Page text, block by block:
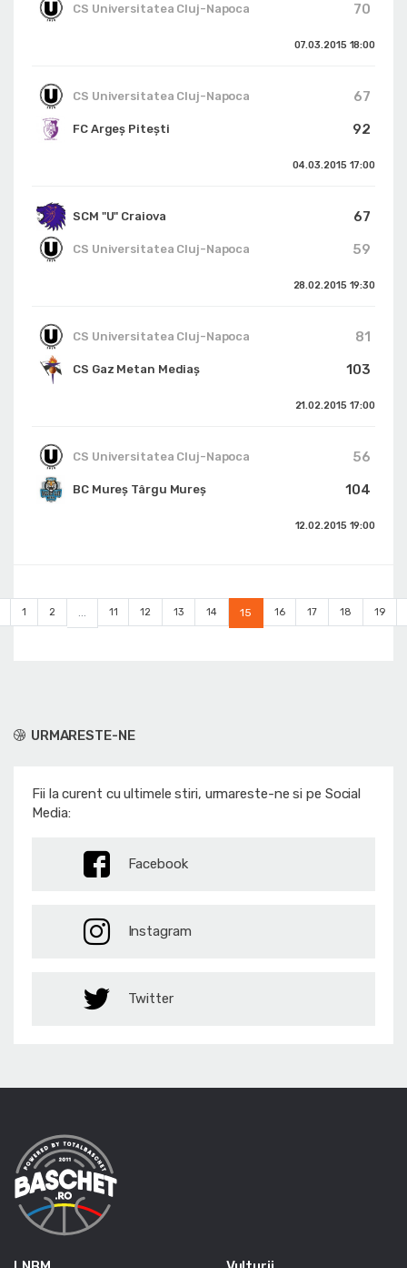
70
CS Universitatea Cluj-Napoca
07.03.2015 18:00
CS Universitatea Cluj-Napoca
67
92
FC Argeș Pitești
04.03.2015 17:00
SCM "U" Craiova
67
59
CS Universitatea Cluj-Napoca
28.02.2015 19:30
CS Universitatea Cluj-Napoca
81
103
CS Gaz Metan Mediaș
21.02.2015 17:00
CS Universitatea Cluj-Napoca
56
104
BC Mureș Târgu Mureș
12.02.2015 19:00
1 2 ... 11 12 13 14 15 16 17 18 19
URMARESTE-NE
Fii la curent cu ultimele stiri, urmareste-ne si pe Social
Media:
Facebook
Instagram
Twitter